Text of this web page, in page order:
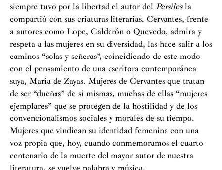
siempre tuvo por la libertad el autor del Persilesla
compartió con sus criaturas literarias. Cervantes, frente
a autores como Lope, Calderón o Quevedo, admira y
respeta a las mujeres en su diversidad, las hace salir a los
caminos “solas y señeras”, coincidiendo de este modo
con el pensamiento de una escritora contemporánea
suya, María de Zayas. Mujeres de Cervantes que tratan
de ser “dueñas” de sí mismas, muchas de ellas “mujeres
ejemplares” que se protegen de la hostilidad y de los
convencionalismos sociales y morales de su tiempo.
Mujeres que vindican su identidad femenina con una
voz propia que, hoy, cuando conmemoramos el cuarto
centenario de la muerte del mayor autor de nuestra
literatura, se vuelve palabra y música.